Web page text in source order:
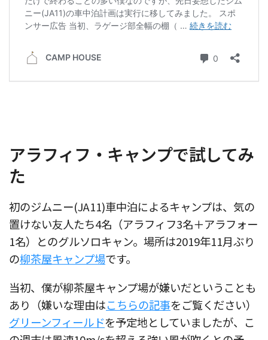
アラフィフ・キャンプで試してみ
た
初のジムニー(JA11)車中泊によるキャンプは、気の
置けない友人たち4名（アラフィフ3名＋アラフォー
1名）とのグルソロキャン。場所は2019年11月ぶり
の柳茶屋キャンプ場です。
当初、僕が柳茶屋キャンプ場が嫌いだということも
あり（嫌いな理由はこちらの記事をご覧ください）
グリーンフィールドを予定地としていましたが、こ